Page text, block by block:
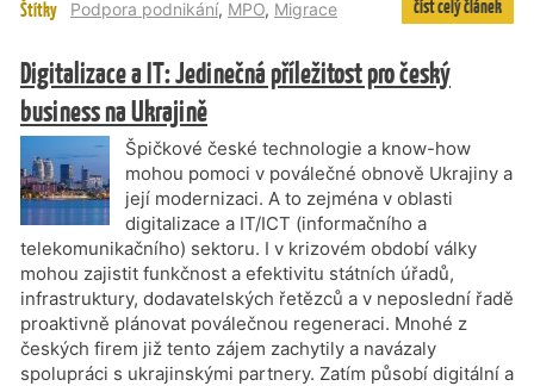
Štítky Podpora podnikání, MPO, Migrace číst celý článek
Digitalizace a IT: Jedinečná příležitost pro český
business na Ukrajině
Špičkové české technologie a know-how
mohou pomoci v poválečné obnově Ukrajiny a
její modernizaci. A to zejména v oblasti
digitalizace a IT/ICT (informačního a
telekomunikačního) sektoru. I v krizovém období války
mohou zajistit funkčnost a efektivitu státních úřadů,
infrastruktury, dodavatelských řetězců a v neposlední řadě
proaktivně plánovat poválečnou regeneraci. Mnohé z
českých firem již tento zájem zachytily a navázaly
spolupráci s ukrajinskými partnery. Zatím působí digitální a